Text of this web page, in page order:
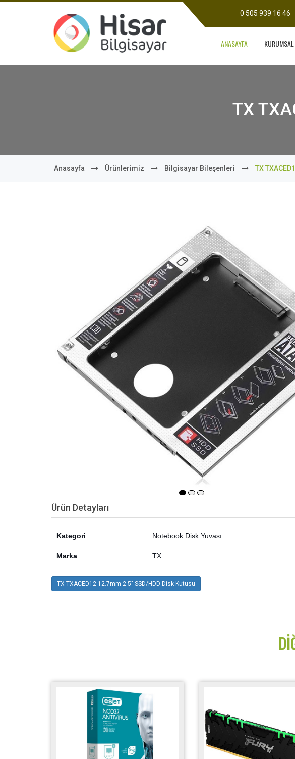
0 505 939 16 46
ANASAYFA KURUMSAL
TX
Anasayfa Ürünlerimiz Bilgisayar Bileşenleri TX
Ürün Detayları
Kategori Notebook Disk Yuvası
Marka TX
TX TXACED12 12.7mm 2.5" SSD/HDD Disk Kutusu